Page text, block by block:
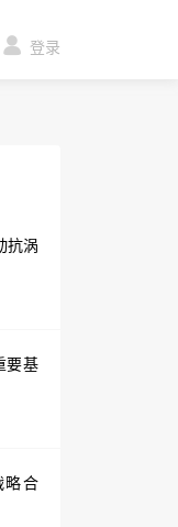
登录
抗涡
要基
略合